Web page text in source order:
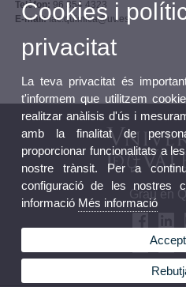
Telèfon: 96 354 4323
E-mail:fac.quimica@uv.es
Grau en
Cookies i
privacitat
La teva privacitat és
t'informem que utilitzem
realitzar anàlisis d'ús i
amb la finalitat de
proporcionar funcionalitats a
nostre trànsit. Per a
configuració de les nostres
informació Més informació